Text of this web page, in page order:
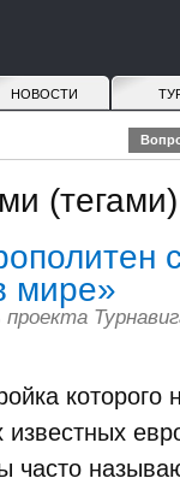
НОВОСТИ
мире»
часто